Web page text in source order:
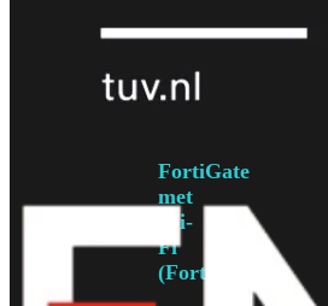
Alles
FortiAP
FortiGate
met
Wi-
Fi
(FortiWiFi)